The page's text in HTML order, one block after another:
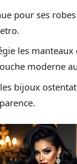
pour ses
les manteaux
moderne
bijoux